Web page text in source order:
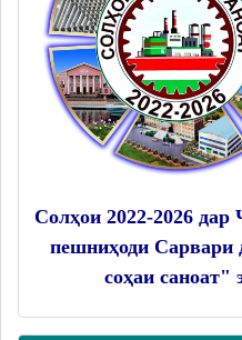
Солҳои 2022-2026 дар
пешниҳоди
соҳаи саноат"